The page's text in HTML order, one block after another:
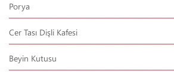
Porya
Cer Tası Dişli Kafesi
Beyin Kutusu